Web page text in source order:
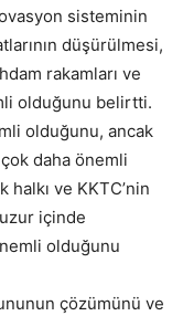
sisteminin
düşürülmesi,
rakamları ve
olduğunu belirtti.
olduğunu, ancak
daha önemli
halkı ve KKTC’nin
içinde
olduğunu
çözümünü ve